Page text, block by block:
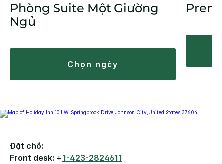
Phòng Suite Một Giường
Ngủ
chọn ngày
Đặt chỗ:
Front desk: +1-423-2824611